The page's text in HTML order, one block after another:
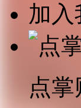
加入
点